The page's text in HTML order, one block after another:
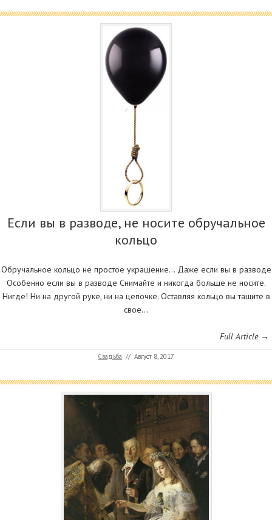
Если вы в разводе, не носите обручальное
кольцо
Обручальное кольцо не простое украшение… Даже если вы в разводе
Особенно если вы в разводе Снимайте и никогда больше не носите.
Нигде! Ни на другой руке, ни на цепочке. Оставляя кольцо вы тащите в
свое…
Full Article →
Свадьба // Август 8, 2017